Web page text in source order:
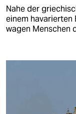
Nahe der
einem
wagen Menschen